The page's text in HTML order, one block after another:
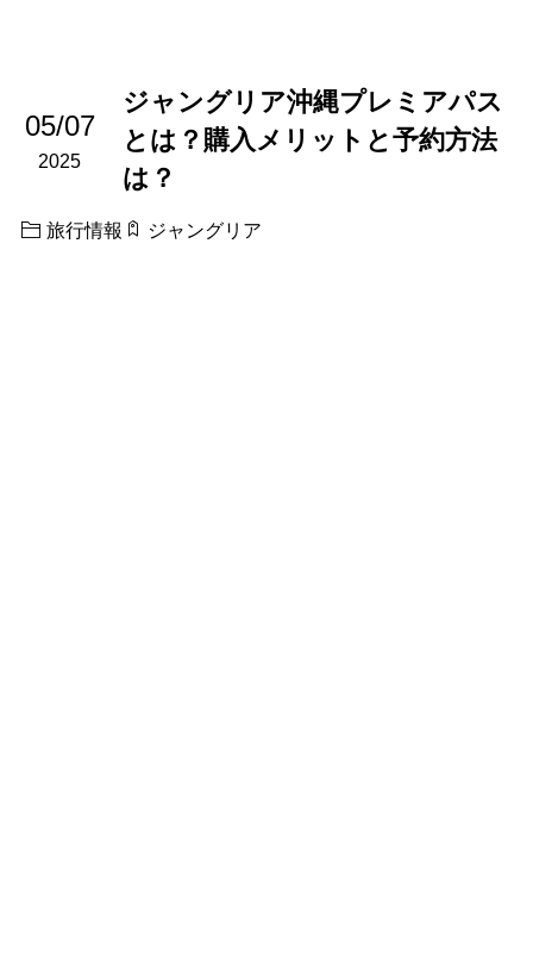
05/07
2025
ジャングリア沖縄プレミアパス
とは？購入メリットと予約方法
は？
旅行情報 ジャングリア